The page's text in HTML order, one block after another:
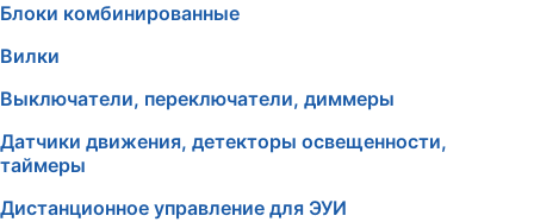
Блоки комбинированные
Вилки
Выключатели, переключатели, диммеры
Датчики движения, детекторы освещенности,
таймеры
Дистанционное управление для ЭУИ